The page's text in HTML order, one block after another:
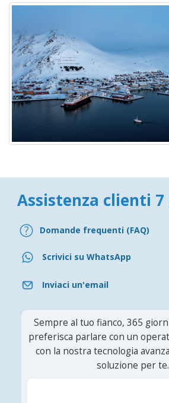
Assistenza clienti
Domande frequenti (FAQ)
Scrivici su WhatsApp
Inviaci un'email
Sempre al tuo fianco, 365
preferisca parlare con un
con la nostra tecnologia
soluzione per te.